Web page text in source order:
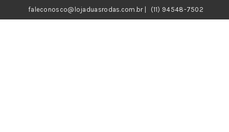
faleconosco@lojaduasrodas.com.br| (11) 94548-7502